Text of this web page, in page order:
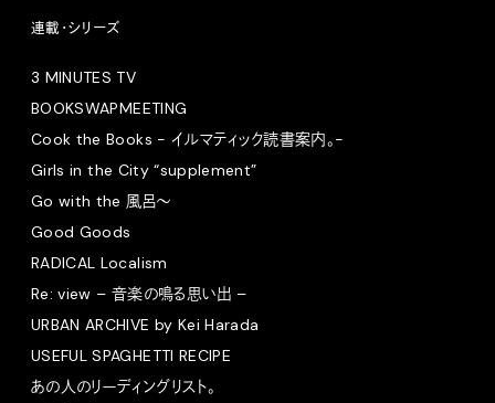
連載・シリーズ
3 MINUTES TV
BOOKSWAPMEETING
Cook the Books - イルマティック読書案内。-
Girls in the City “supplement”
Go with the 風呂〜
Good Goods
RADICAL Localism
Re: view – 音楽の鳴る思い出 –
URBAN ARCHIVE by Kei Harada
USEFUL SPAGHETTI RECIPE
あの人のリーディングリスト。